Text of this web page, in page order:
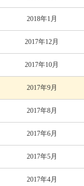
2018年1月
2017年12月
2017年10月
2017年9月
2017年8月
2017年6月
2017年5月
2017年4月